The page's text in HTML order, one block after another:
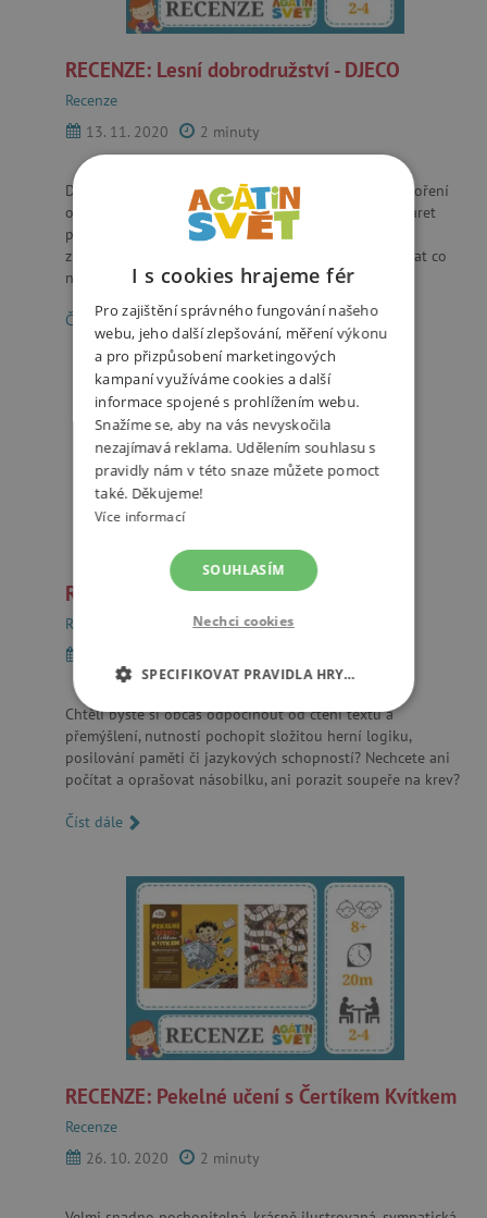
RECENZE: Lesní dobrodružství - DJECO
Recenze
13. 11. 2020
2 minuty
Další povedená karetní hra, tentokrát pojatá jako „tvoření
opičí dráhy lesem“. Nejde tedy o princip přikládání karet
podle hodnoty či barvy nebo překonávání nějakých
zloduchů a hledání pokladů. Hlavním cílem je posbírat co
nejvíce na sebe navazujících karet, přičemž náv...
Číst dále
RECENZE: Totem zen - DJECO
Recenze
Chtěli byste si občas odpočinout od čtení textů a
přemýšlení, nutnosti pochopit složitou herní logiku,
posilování paměti či jazykových schopností? Nechcete ani
počítat a oprašovat násobilku, ani porazit soupeře na krev?
Číst dále
RECENZE: Pekelné učení s Čertíkem Kvítkem
Recenze
26. 10. 2020
2 minuty
I s cookies hrajeme fér
Pro zajištění správného fungování našeho
webu, jeho další zlepšování, měření výkonu
a pro přizpůsobení marketingových
kampaní využíváme cookies a další
informace spojené s prohlížením webu.
Snažíme se, aby na vás nevyskočila
nezajímavá reklama. Udělením souhlasu s
pravidly nám v této snaze můžete pomoct
také. Děkujeme!
Více informací
SOUHLASÍM
Nechci cookies
SPECIFIKOVAT PRAVIDLA HRY…
NEZBYTNĚ NUTNÉ COOKIES
ANALYTICKÉ COOKIES
FUNKČNÍ SOUBORY
Nezbytně nutné cookies
Analytické cookies
Marketingové cookies
Funkční soubory
základní funkce webových stránek, jako je
stránky nelze bez nezbytně nutných souborů
cookie správně používat.